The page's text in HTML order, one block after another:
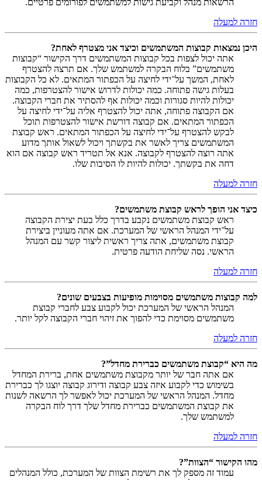
הרשאות מנהל וקביעת גישות למשתמשים לפורומים פרטיים.
חזרה למעלה
היכן נמצאות קבוצות המשתמשים וכיצד אני מצטרף לאחת?
אתה יכול לצפות בכל קבוצות המשתמשים דרך הקישור “קבוצות
משתמשים” בלוח הבקרה למשתמש שלך. אם תרצה להצטרף
לאחת, המשך על־ידי לחיצה על הכפתור המתאים. לא כל הקבוצות
בעלות גישה פתוחה. כמה יכולות לדרוש אישור להצטרפות, כמה
יכולות להיות סגורות וכמה יכולות אף להסתיר את חברי הקבוצה.
אם הקבוצה פתוחה, אתה יכול להצטרף אליה על־ידי לחיצה על
הכפתור המתאים. אם קבוצה דורשת אישור להצטרפות תוכל
לבקש להצטרף על־ידי לחיצה על הכפתור המתאים. ראש קבוצת
המשתמשים צריך לאשר את בקשתך ויכול לשאול אותך מדוע
אתה רוצה להצטרף לקבוצה. אנא אל תטריד ראש קבוצה אם הוא
דחה את בקשתך. יכולות להיות לו הסיבות שלו.
חזרה למעלה
כיצד אני הופך לראש קבוצת משתמשים?
ראש קבוצת משתמשים נקבע בדרך כלל בעת יצירת הקבוצה
על־ידי המנהל הראשי של המערכת. אם אתה מעוניין ביצירת
קבוצת משתמשים, אתה צריך ראשית ליצור קשר עם המנהל
הראשי. נסה שליחת הודעה פרטית.
חזרה למעלה
למה קבוצות משתמשים מסוימות מופיעות בצבעים שונים?
המנהל הראשי של המערכת יכול לקבוע צבע לחברי קבוצת
משתמשים מסוימת כדי להפוך את זיהוי חברי הקבוצה לקל יותר.
חזרה למעלה
מה היא “קבוצת משתמשים כברירת מחדל”?
אם אתה חבר של יותר מקבוצת משתמשים אחת, ברירת המחדל
בשימוש כדי לקבוע איזה צבע קבוצה ודירוג קבוצה יוצגו לך כברירת
מחדל. המנהל הראשי של המערכת יכול לאפשר לך הרשאה לשנות
את קבוצת המשתמשים כברירת מחדל שלך דרך לוח הבקרה
למשתמש שלך.
חזרה למעלה
מהו הקישור “הצוות”?
עמוד זה מספק לך את רשימת הצוות של המערכת, כולל המנהלים